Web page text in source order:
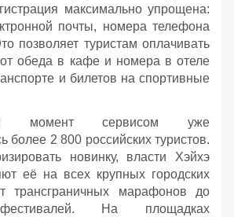
максимально упрощена:
почты, номера телефона
позволяет туристам оплачивать
от обеда в кафе и номера в отеле
и билетов на спортивные
момент сервисом уже
более 2 800 российских туристов.
новинку, власти Хэйхэ
её на всех крупных городских
трансграничных марафонов до
На площадках